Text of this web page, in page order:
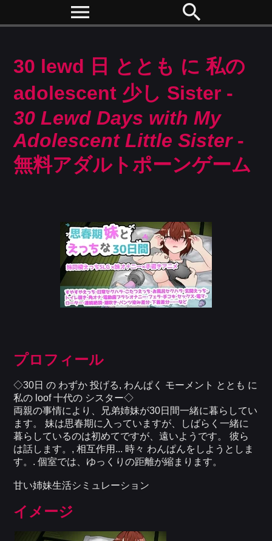
menu search
30 lewd 日 ととも に 私の
adolescent 少し Sister -
30 Lewd Days with My
Adolescent Little Sister-
無料アダルトポーンゲーム
プロフィール
◇30日 の わずか 投げる, わんぱく モーメント ととも に
私の loof 十代の シスター◇
両親の事情により、兄弟姉妹が30日間一緒に暮らしてい
ます。 妹は思春期に入っていますが、しばらく一緒に
暮らしているのは初めてですが、遠いようです。 彼ら
は話します。, 相互作用... 時々 わんぱんをしようとしま
す。. 個室では、ゆっくりの距離が縮まります。
甘い姉妹生活シミュレーション
イメージ